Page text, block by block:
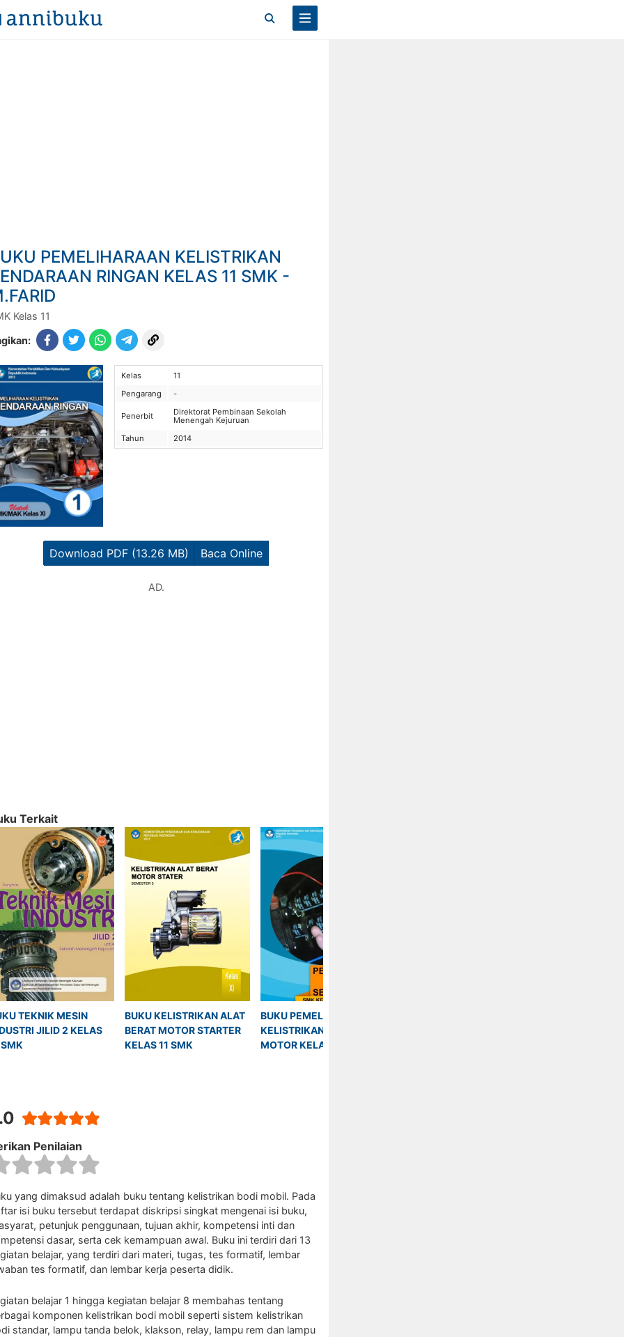
PEMELIHARAAN KELISTRIKAN
RINGAN KELAS 11 SMK -
Kelas 11
Kelas
11
Pengarang
-
Penerbit
Direktorat Pembinaan Sekolah
Menengah Kejuruan
Tahun
2014
Download PDF (13.26 MB) Baca Online
AD.
Terkait
TEKNIK MESIN
JILID 2 KELAS
BUKU KELISTRIKAN ALAT
BERAT MOTOR STARTER
KELAS 11 SMK
BUKU PEMELIHARAAN
KELISTRIKAN SEPEDA
MOTOR KELAS 11 SMK
Penilaian
yang dimaksud adalah buku tentang kelistrikan bodi mobil. Pada
isi buku tersebut terdapat diskripsi singkat mengenai isi buku,
petunjuk penggunaan, tujuan akhir, kompetensi inti dan
dasar, serta cek kemampuan awal. Buku ini terdiri dari 13
belajar, yang terdiri dari materi, tugas, tes formatif, lembar
tes formatif, dan lembar kerja peserta didik.
belajar 1 hingga kegiatan belajar 8 membahas tentang
komponen kelistrikan bodi mobil seperti sistem kelistrikan
standar, lampu tanda belok, klakson, relay, lampu rem dan lampu